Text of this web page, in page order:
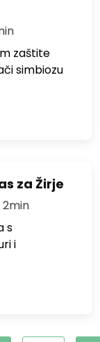
zaštite
simbiozu
za Žirje
s
i